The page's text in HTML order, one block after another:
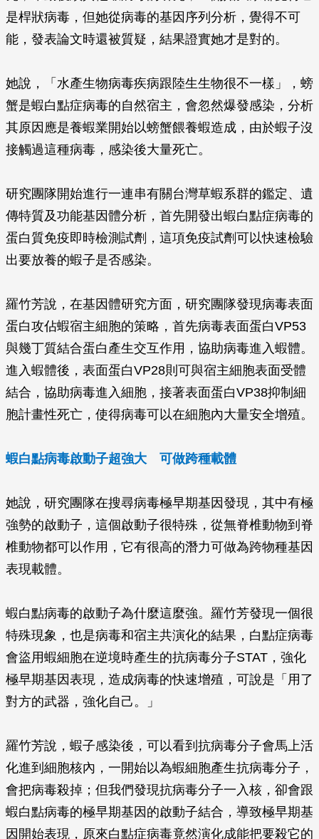
是桿狀病毒，但她從病毒的基因序列分析，覺得不可
能，發表論文時還被質疑，結果證實她才是對的。
她說，「水產生物病毒疾病跟陸生生物很不一樣」，螃
蟹是蝦白點症病毒的自然宿主，會忽然爆發感染，分析
其原因應是養蝦業開始以螃蟹餵養蝦造成，由於蝦子沒
接觸過這種病毒，感染後大量死亡。
研究團隊開始進行一連串有關台灣草蝦系群的鑑定、遺
傳特質及功能基因體分析，首先開發出蝦白點症病毒的
蛋白質免疫即時檢測試劑，這項免疫試劑可以快速檢驗
出要放養的蝦子是否感染。
羅竹芳說，在基因體研究方面，研究團隊發現病毒表面
蛋白攻佔蝦宿主細胞的策略，首先病毒表面蛋白VP53
與幾丁質結合蛋白產生交互作用，協助病毒進入蝦體。
進入蝦體後，表面蛋白VP28則可與宿主細胞表面受體
結合，協助病毒進入細胞，接著表面蛋白VP38抑制細
胞計畫性死亡，使得病毒可以在細胞內大量安全增殖。
蝦白點病毒啟動子超強大 可做跨種載體
她說，研究團隊在搜尋病毒極早期基因發現，其中有極
強勢的啟動子，這個啟動子很特殊，從無脊椎動物到脊
椎動物都可以作用，它有很高的潛力可做為跨物種基因
表現載體。
蝦白點病毒的啟動子為什麼這麼強。羅竹芳發現一個很
特殊現象，也是病毒和宿主共演化的結果，白點症病毒
會盜用蝦細胞在逆境時產生的抗病毒分子STAT，強化
極早期基因表現，造成病毒的快速增殖，可說是「用了
對方的武器，強化自己。」
羅竹芳說，蝦子感染後，可以看到抗病毒分子會馬上活
化進到細胞核內，一開始以為蝦細胞產生抗病毒分子，
會把病毒殺掉；但我們發現抗病毒分子一入核，卻會跟
蝦白點病毒的極早期基因的啟動子結合，導致極早期基
因開始表現，原來白點症病毒竟然演化成能把要殺它的